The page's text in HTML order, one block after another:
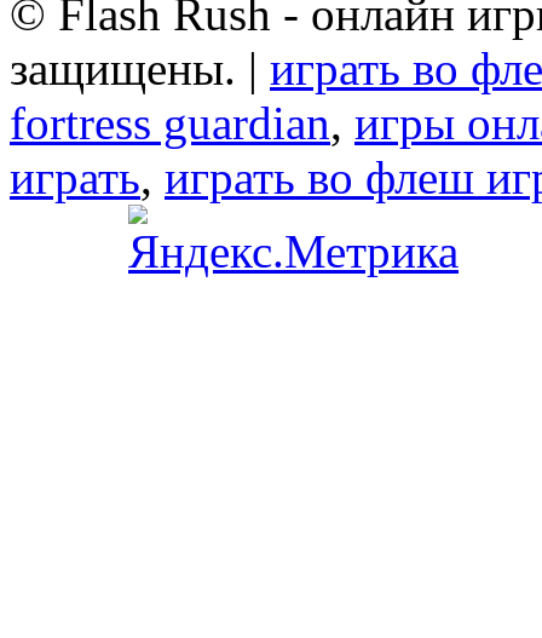
© Flash Rush - онлайн
защищены. | играть во
fortress guardian, игры
играть, играть во флеш